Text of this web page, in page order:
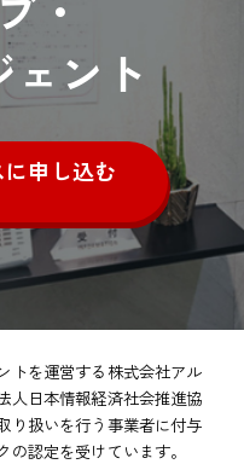
ント
申し込む
トを運営する株式会社アル
人日本情報経済社会推進協
り扱いを行う事業者に付与
認定を受けています。